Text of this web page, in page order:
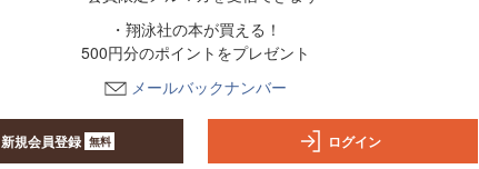
・翔泳社の本が買える！
500円分のポイントをプレゼント
メールバックナンバー
新規会員登録 無料 ログイン